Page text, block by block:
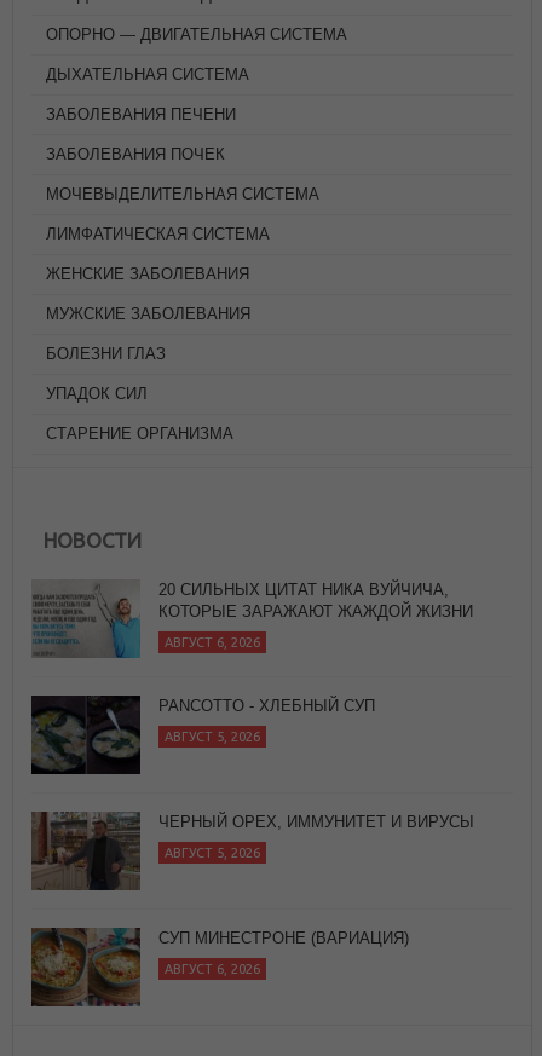
ОПОРНО — ДВИГАТЕЛЬНАЯ СИСТЕМА
ДЫХАТЕЛЬНАЯ СИСТЕМА
ЗАБОЛЕВАНИЯ ПЕЧЕНИ
ЗАБОЛЕВАНИЯ ПОЧЕК
МОЧЕВЫДЕЛИТЕЛЬНАЯ СИСТЕМА
ЛИМФАТИЧЕСКАЯ СИСТЕМА
ЖЕНСКИЕ ЗАБОЛЕВАНИЯ
МУЖСКИЕ ЗАБОЛЕВАНИЯ
БОЛЕЗНИ ГЛАЗ
УПАДОК СИЛ
СТАРЕНИЕ ОРГАНИЗМА
НОВОСТИ
PANCOTTO - ХЛЕБНЫЙ СУП
АВГУСТ 5, 2026
ЧЕРНЫЙ ОРЕХ, ИММУНИТЕТ И ВИРУСЫ
АВГУСТ 5, 2026
СУП МИНЕСТРОНЕ (ВАРИАЦИЯ)
АВГУСТ 6, 2026
20 СИЛЬНЫХ ЦИТАТ НИКА ВУЙЧИЧА,
КОТОРЫЕ ЗАРАЖАЮТ ЖАЖДОЙ ЖИЗНИ